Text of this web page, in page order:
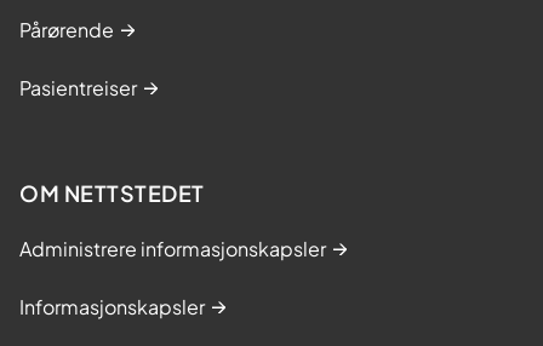
Pårørende
Pasientreiser
OM NETTSTEDET
Administrere informasjonskapsler
Informasjonskapsler